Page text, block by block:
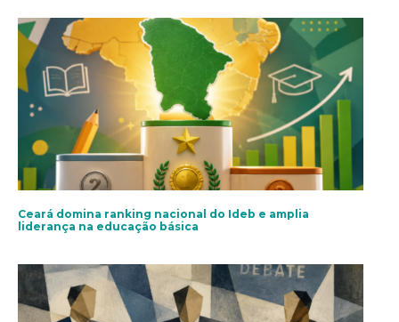
Ceará domina ranking nacional do Ideb e amplia
liderança na educação básica